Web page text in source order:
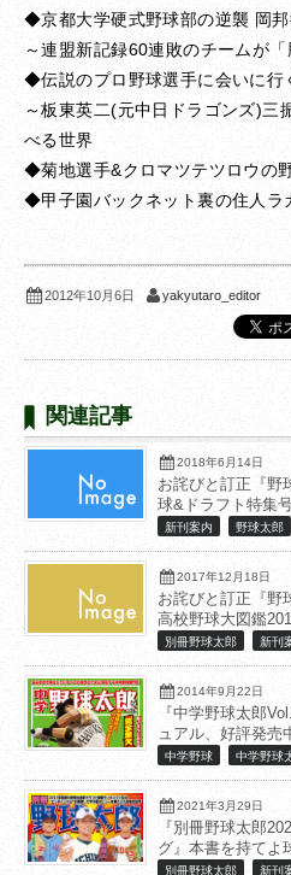
◆京都大学硬式野球部の逆襲 岡
～連盟新記録60連敗のチームが
◆伝説のプロ野球選手に会いに行
～板東英二(元中日ドラゴンズ)三
べる世界
◆菊地選手&クロマツテツロウの
◆甲子園バックネット裏の住人ラ
2012年10月6日 yakyutaro_editor
関連記事
2018年6月14日
お詫びと訂正『野
球&ドラフト特集号
新刊案内 野球太郎
2017年12月18日
お詫びと訂正『
高校野球大図鑑
別冊野球太郎 新刊
2014年9月22日
『中学野球太郎
ュアル、好評発売
中学野球 中学野球
2021年3月29日
『別冊野球太郎
グ』本書を持てよ
別冊野球太郎 新刊